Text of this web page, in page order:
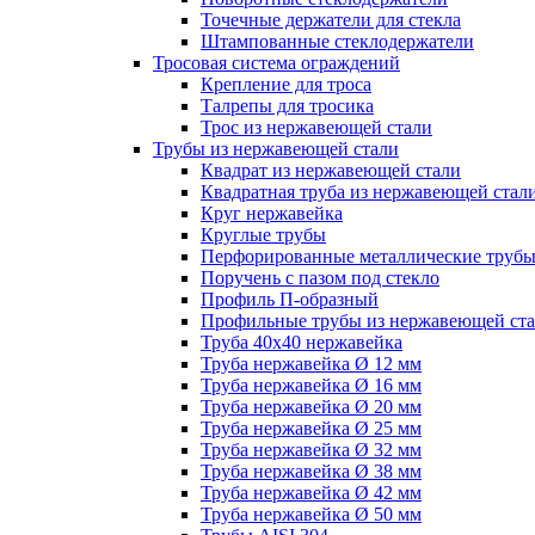
Точечные держатели для стекла
Штампованные стеклодержатели
Тросовая система ограждений
Крепление для троса
Талрепы для тросика
Трос из нержавеющей стали
Трубы из нержавеющей стали
Квадрат из нержавеющей стали
Квадратная труба из нержавеющей
Круг нержавейка
Круглые трубы
Перфорированные металлические трубы
Поручень с пазом под стекло
Профиль П-образный
Профильные трубы из нержавеющей
Труба 40х40 нержавейка
Труба нержавейка Ø 12 мм
Труба нержавейка Ø 16 мм
Труба нержавейка Ø 20 мм
Труба нержавейка Ø 25 мм
Труба нержавейка Ø 32 мм
Труба нержавейка Ø 38 мм
Труба нержавейка Ø 42 мм
Труба нержавейка Ø 50 мм